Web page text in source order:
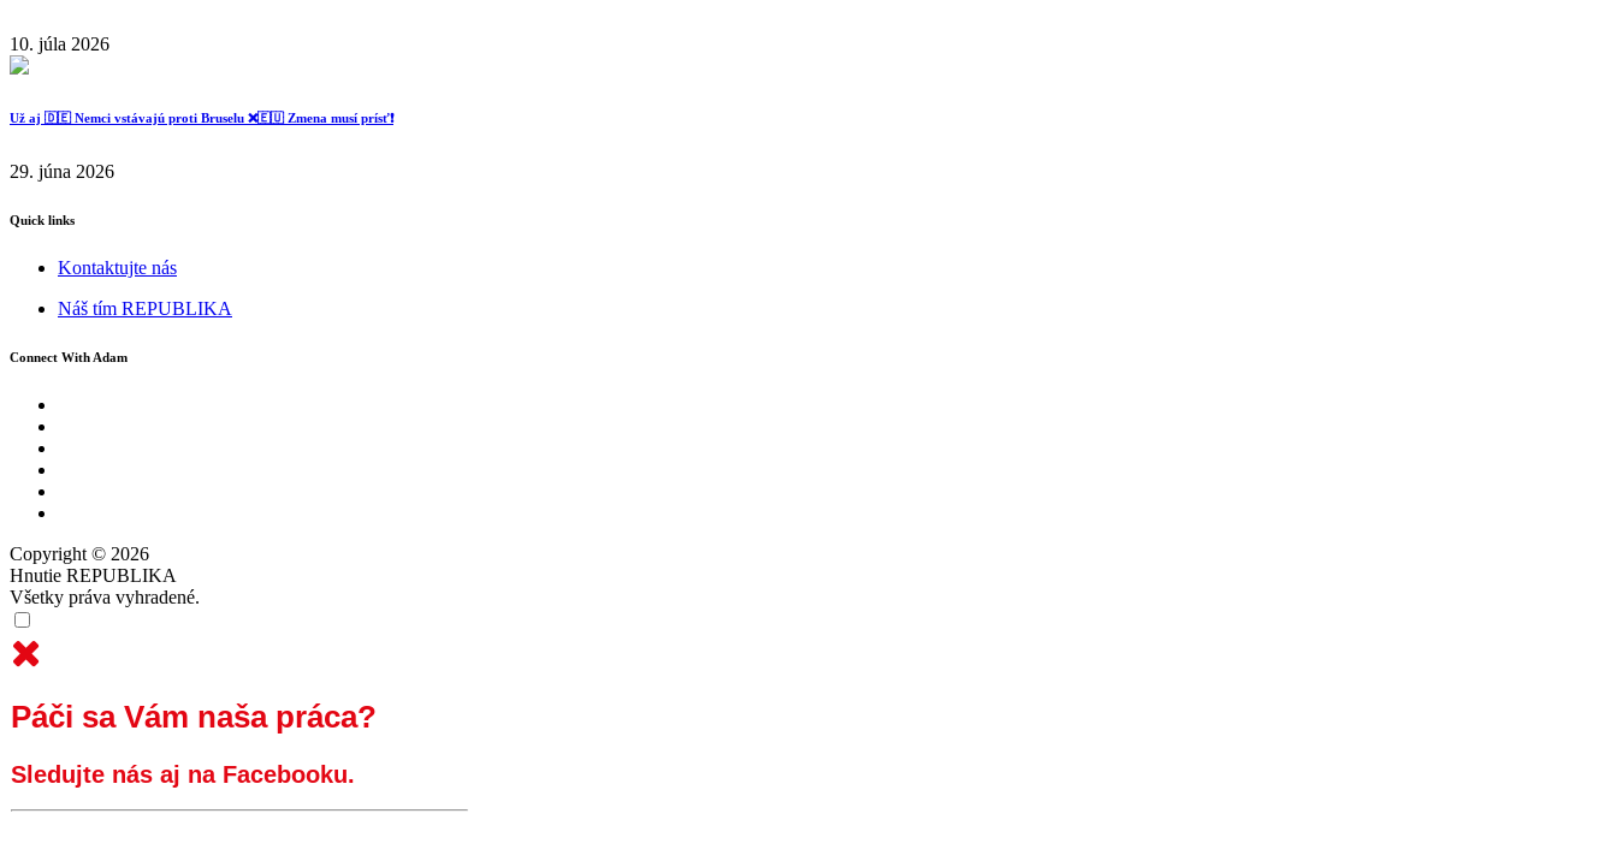
10. júla 2026
Už aj 🇩🇪 Nemci vstávajú proti Bruselu ❌️🇪🇺 Zmena musí prísť❗️
29. júna 2026
Quick links
Kontaktujte nás
Náš tím REPUBLIKA
Connect With Adam
Copyright © 2026
Hnutie REPUBLIKA
Všetky práva vyhradené.
Páči sa Vám naša práca?
Sledujte nás aj na Facebooku.